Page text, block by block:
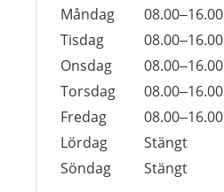
Dag
Öppettider
Kommentarer
Måndag
08.00–16.00
Tisdag
08.00–16.00
Onsdag
08.00–16.00
Torsdag
08.00–16.00
Fredag
08.00–16.00
Lördag
Stängt
Söndag
Stängt